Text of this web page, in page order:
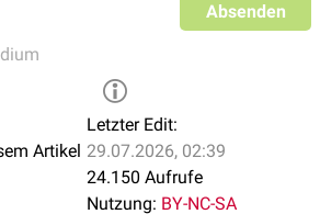
Uterus und der Vagina
Uterus und der Vagina
Krankheiten des Uterus,
Absenden
Artikel
Letzter Edit:
29.07.2026, 02:39
24.150 Aufrufe
Nutzung: BY-NC-SA